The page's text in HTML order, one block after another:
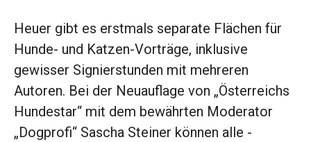
Heuer gibt es erstmals separate Flächen für
Hunde- und Katzen-Vorträge, inklusive
gewisser ­Signierstunden mit mehreren
Autoren. Bei der Neuauflage von „Österreichs
Hundestar“ mit dem bewährten Moderator
„Dogprofi“ ­Sascha Steiner können alle ­